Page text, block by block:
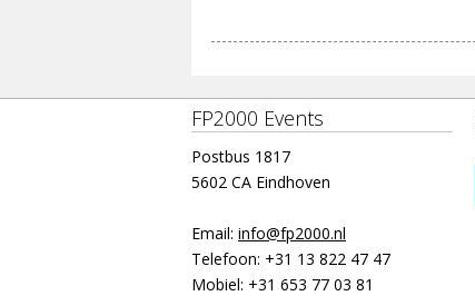
FP2000 Events
Postbus 1817
5602 CA Eindhoven
Email: info@fp2000.nl
Telefoon: +31 13 822 47 47
Mobiel: +31 653 77 03 81